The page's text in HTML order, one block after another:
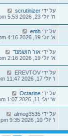
על ידי scrutinizer
ה' יולי 23, 2026 5:53 pm
על ידי emh
א' יולי 19, 2026 4:16 pm
על ידי אור הושמנד
א' יולי 19, 2026 2:16 pm
על ידי EREVTOV
ו' יולי 17, 2026 11:47 pm
על ידי Octarine
ש' יולי 11, 2026 1:07 pm
על ידי almog3535
ו' יולי 10, 2026 9:35 pm